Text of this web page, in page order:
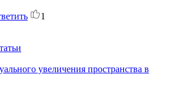
1
увеличения пространства в